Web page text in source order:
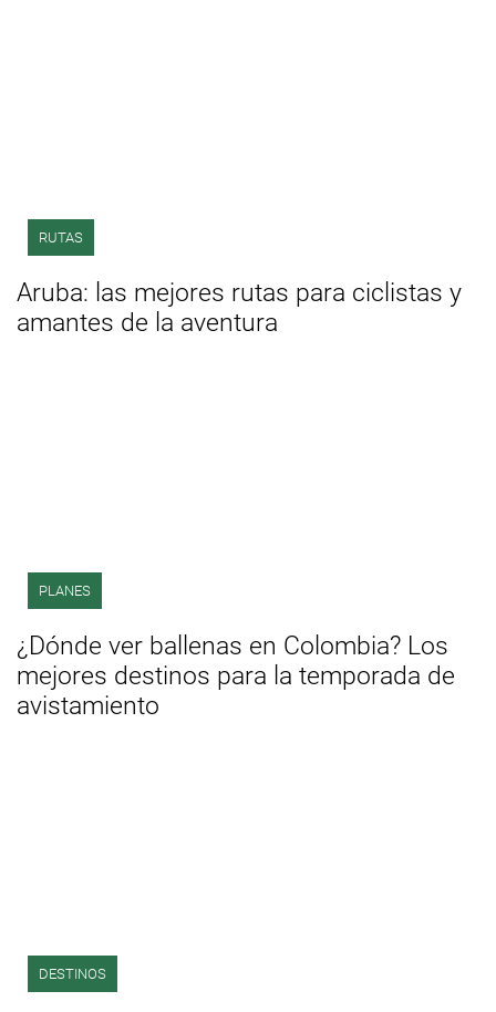
RUTAS
Aruba: las mejores rutas para ciclistas y
amantes de la aventura
PLANES
¿Dónde ver ballenas en Colombia? Los
mejores destinos para la temporada de
avistamiento
DESTINOS